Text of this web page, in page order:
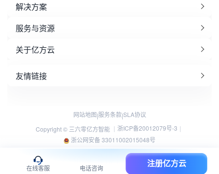
解决方案
服务与资源
关于亿方云
友情链接
网站地图|服务条款|SLA协议
Copyright © 三六零亿方智能 ｜ 浙ICP备20012079号-3 ｜
浙公网安备 33011002015048号
在线客服 电话咨询
注册亿方云